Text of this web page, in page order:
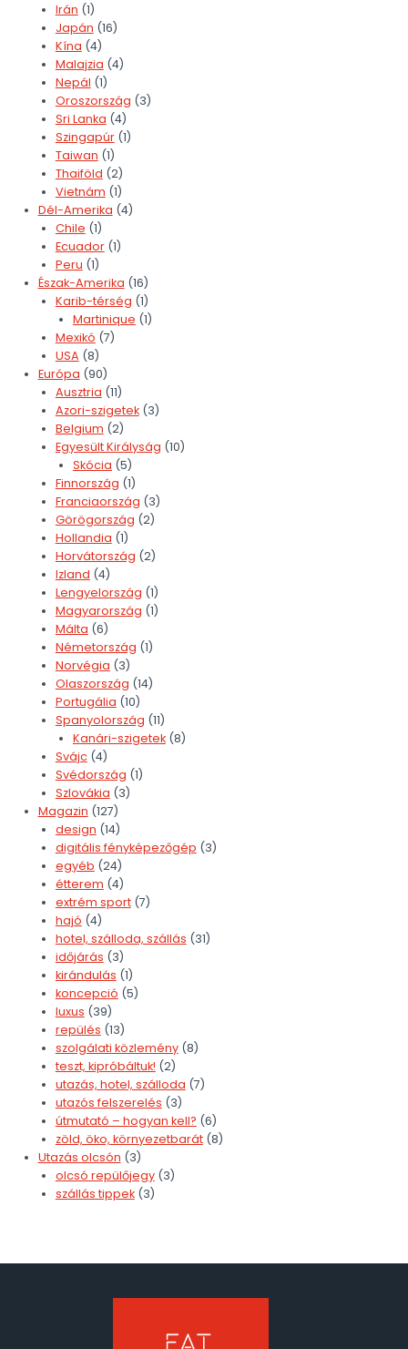
Irán (1)
Japán (16)
Kína (4)
Malajzia (4)
Nepál (1)
Oroszország (3)
Sri Lanka (4)
Szingapúr(1)
Taiwan (1)
Thaiföld (2)
Vietnám (1)
Dél-Amerika (4)
Chile (1)
Ecuador(1)
Peru (1)
Észak-Amerika (16)
Karib-térség (1)
Martinique (1)
Mexikó (7)
USA (8)
Európa (90)
Ausztria (11)
Azori-szigetek(3)
Belgium (2)
Egyesült Királyság (10)
Skócia (5)
Finnország (1)
Franciaország (3)
Görögország (2)
Hollandia (1)
Horvátország (2)
Izland (4)
Lengyelország (1)
Magyarország (1)
Málta (6)
Németország (1)
Norvégia (3)
Olaszország (14)
Portugália (10)
Spanyolország (11)
Kanári-szigetek(8)
Svájc(4)
Svédország (1)
Szlovákia (3)
Magazin (127)
design (14)
digitális fényképezőgép (3)
egyéb (24)
étterem (4)
extrém sport(7)
hajó (4)
hotel, szálloda, szállás (31)
időjárás (3)
kirándulás (1)
koncepció (5)
luxus (39)
repülés (13)
szolgálati közlemény(8)
teszt, kipróbáltuk! (2)
utazás, hotel, szálloda (7)
utazós felszerelés (3)
útmutató – hogyan kell? (6)
zöld, öko, környezetbarát(8)
Utazás olcsón (3)
olcsó repülőjegy(3)
szállás tippek(3)